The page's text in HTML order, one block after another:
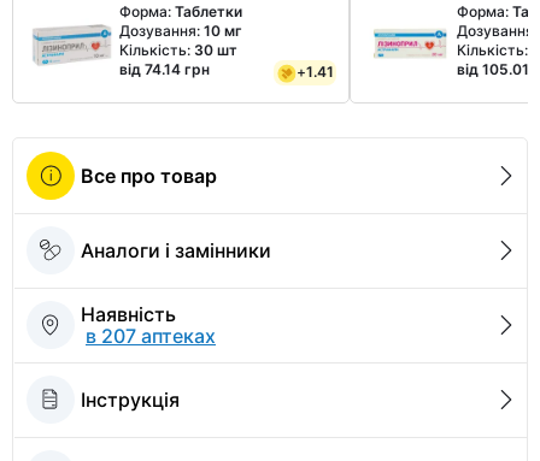
Форма: Таблетки
Дозування: 10 мг
Кількість: 30 шт
від 74.14 грн
+1.41
Форма:
Дозування:
Кількість:
від 105.01
Все про товар
Аналоги і замінники
Наявність
в 207 аптеках
Інструкція